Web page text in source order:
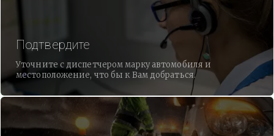
Подтвердите
Уточните с диспетчером марку автомобиля и
местоположение, что бы к Вам добраться.